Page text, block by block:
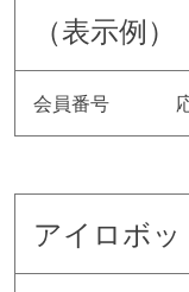
（表示例）
会員番号 応募
アイロボ